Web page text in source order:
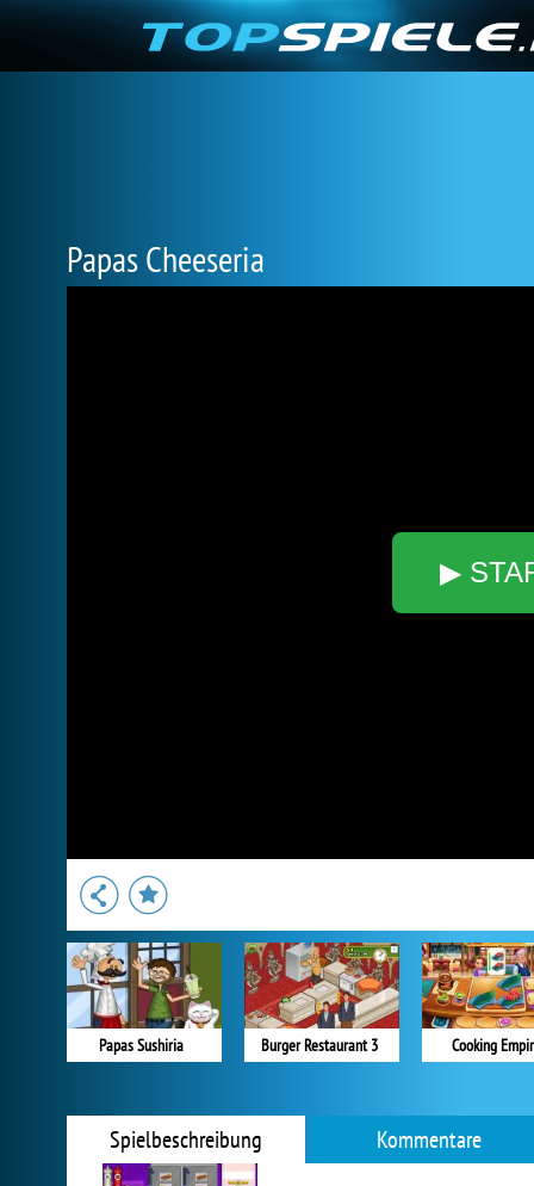
Papas Cheeseria
▶
Papas Sushiria Burger Restaurant 3 Cooking
Spielbeschreibung Kommentare